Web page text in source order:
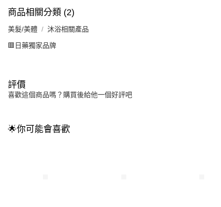
商品相關分類 (2)
美髮/美體 沐浴相關產品
🟥日藥獨家品牌
評價
喜歡這個商品嗎？購買後給他一個好評吧
🌟你可能會喜歡